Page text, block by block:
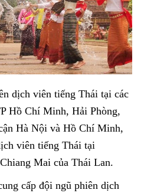
dịch viên tiếng Thái tại các
Hồ Chí Minh, Hải Phòng,
Hà Nội và Hồ Chí Minh,
viên tiếng Thái tại
Mai của Thái Lan.
cấp đội ngũ phiên dịch